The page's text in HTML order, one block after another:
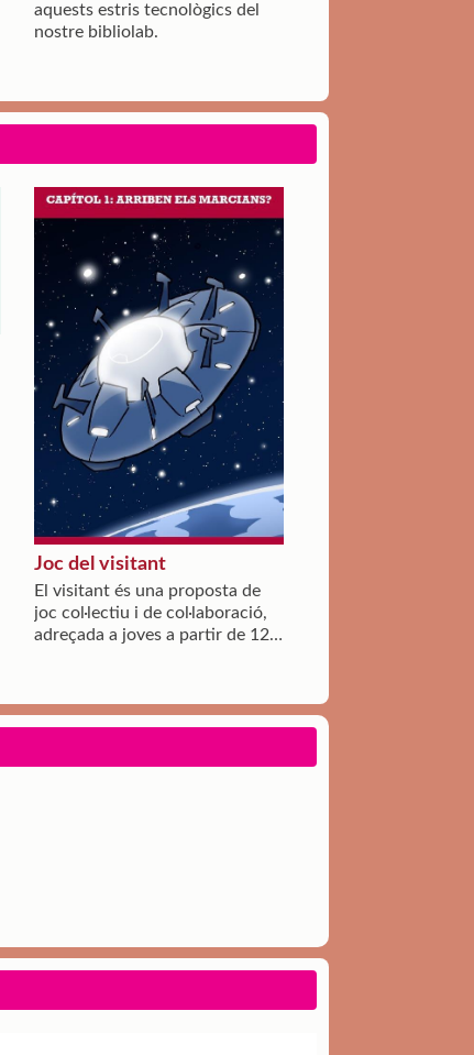
aquests estris tecnològics del
nostre bibliolab.
Joc del visitant
El visitant és una proposta de
joc col·lectiu i de col·laboració,
adreçada a joves a partir de 12